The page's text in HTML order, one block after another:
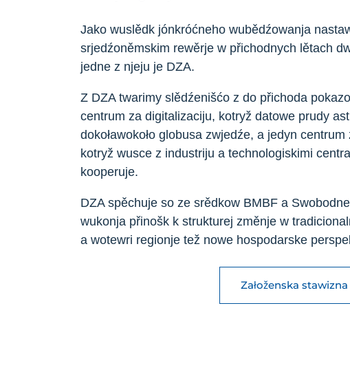
Jako wuslědk jónkróćneho wubědźowanja
srjedźoněmskim rewěrje w přichodnych lětach
jedne z njeju je DZA.
Z DZA twarimy slědźenišćo z do přichoda
centrum za digitalizaciju, kotryž datowe prudy
dokoławokoło globusa zwjedźe, a jedyn
kotryž wusce z industriju a technologiskimi
kooperuje.
DZA spěchuje so ze srědkow BMBF a
wukonja přinošk k strukturej změnje w
a wotewri regionje tež nowe hospodarske
Załoženska stawizna